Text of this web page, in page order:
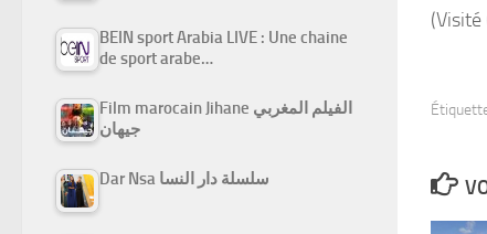
BEIN sport Arabia LIVE : Une chaine
de sport arabe…
Film marocain Jihane الفيلم المغربي
جيهان
Dar Nsa سلسلة دار النسا